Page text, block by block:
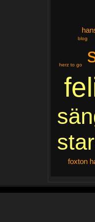
foxton
blog
herz to go